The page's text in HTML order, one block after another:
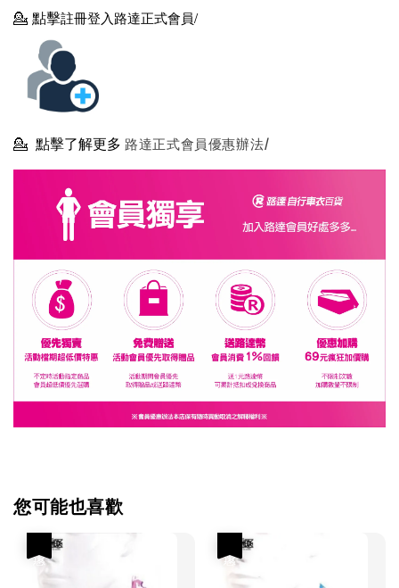
💁 點擊註冊登入路達正式會員/
💁 點擊了解更多 路達正式會員優惠辦法/
您可能也喜歡